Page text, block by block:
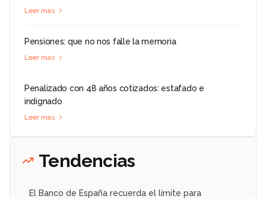
Leer más
Pensiones: que no nos falle la memoria
Leer más
Penalizado con 48 años cotizados: estafado e
indignado
Leer más
Tendencias
El Banco de España recuerda el límite para